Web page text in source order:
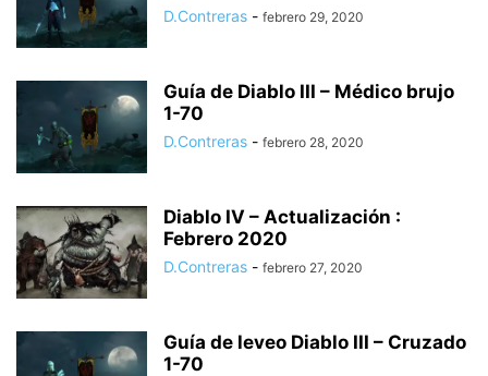
D.Contreras - febrero 29, 2020
Guía de Diablo III – Médico brujo
1-70
D.Contreras - febrero 28, 2020
Diablo IV – Actualización :
Febrero 2020
D.Contreras - febrero 27, 2020
Guía de leveo Diablo III – Cruzado
1-70